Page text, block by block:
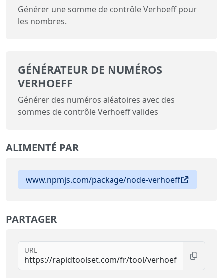
Générer une somme de contrôle Verhoeff pour
les nombres.
GÉNÉRATEUR DE NUMÉROS
VERHOEFF
Générer des numéros aléatoires avec des
sommes de contrôle Verhoeff valides
ALIMENTÉ PAR
www.npmjs.com/package/node-verhoeff
PARTAGER
URL